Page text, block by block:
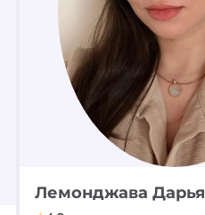
Лемонджава Дарья